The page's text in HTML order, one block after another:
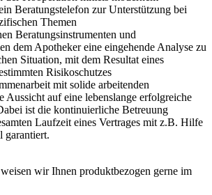
Beratungstelefon zur Unterstützung bei
Themen
Beratungsinstrumenten und
dem Apotheker eine eingehende Analyse zu
Situation, mit dem Resultat eines
Risikoschutzes
mit solide arbeitenden
Aussicht auf eine lebenslange erfolgreiche
ist die kontinuierliche Betreuung
Laufzeit eines Vertrages mit z.B. Hilfe
garantiert.
wir Ihnen produktbezogen gerne im